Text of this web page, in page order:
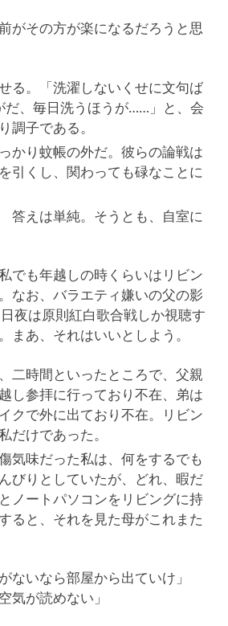
がその方が楽になるだろうと思
る。「洗濯しないくせに文句ば
、毎日洗うほうが……」と、会
調子である。
かり蚊帳の外だ。彼らの論戦は
引くし、関わっても碌なことに
答えは単純。そうとも、自室に
でも年越しの時くらいはリビン
なお、バラエティ嫌いの父の影
夜は原則紅白歌合戦しか視聴す
まあ、それはいいとしよう。
二時間といったところで、父親
し参拝に行っており不在、弟は
クで外に出ており不在。リビン
だけであった。
気味だった私は、何をするでも
びりとしていたが、どれ、暇だ
ノートパソコンをリビングに持
ると、それを見た母がこれまた
ないなら部屋から出ていけ」
気が読めない」